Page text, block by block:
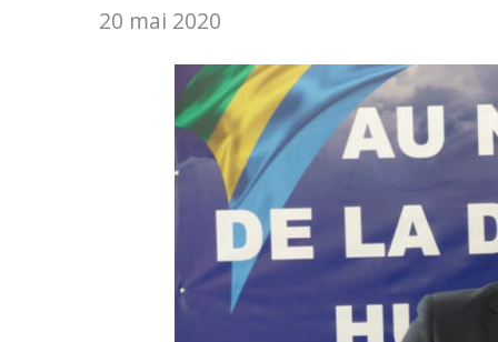
20 mai 2020